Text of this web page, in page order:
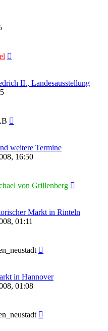
II., Landesausstellung
weitere Termine
16:50
von Grillenberg
Markt in Rinteln
01:11
in Hannover
01:08